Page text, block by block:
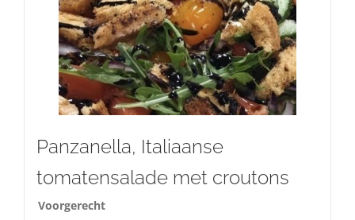
Panzanella, Italiaanse
tomatensalade met croutons
Voorgerecht